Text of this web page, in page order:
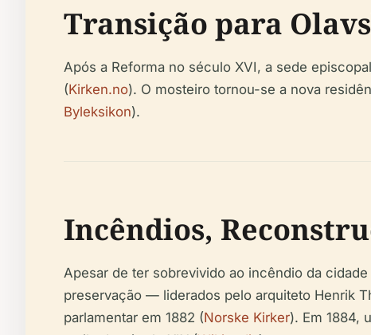
Transição para
Após a Reforma no século XVI, a sede
(Kirken.no). O mosteiro tornou-se a nova
Byleksikon).
Incêndios,
Apesar de ter sobrevivido ao incêndio da
preservação — liderados pelo arquiteto Henrik
parlamentar em 1882 (Norske Kirker). Em 1884,